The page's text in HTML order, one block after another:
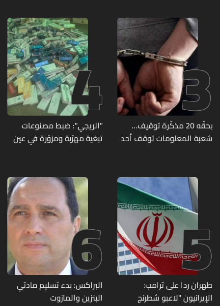
3بحقّه 20 مذكّرة توقيف...
شعبة المعلومات توقف أحد
4
"الريجي": ضبط مصنوعات
تبغية مهرّبة ومزوّرة في عين
5
طهران ردا على ترامب:
الإيرانيون "لاعبو شطرنج
6
البراكس: بدء تسليم مادتي
البنزين والمازوت